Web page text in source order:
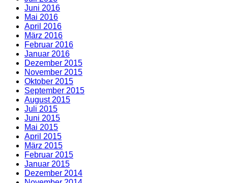
Juni 2016
Mai 2016
April 2016
März 2016
Februar 2016
Januar 2016
Dezember 2015
November 2015
Oktober 2015
September 2015
August 2015
Juli 2015
Juni 2015
Mai 2015
April 2015
März 2015
Februar 2015
Januar 2015
Dezember 2014